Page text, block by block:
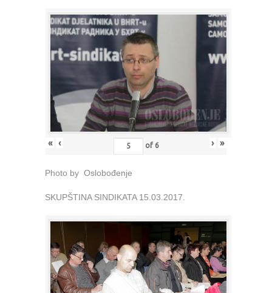
« ‹ of 6 › »
Photo by Oslobođenje
SKUPŠTINA SINDIKATA 15.03.2017.